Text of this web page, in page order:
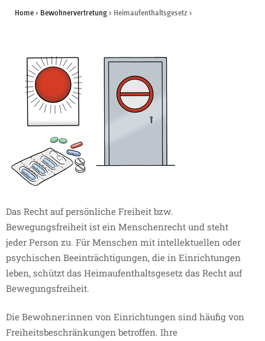
Home › Bewohnervertretung › Heimaufenthaltsgesetz ›
Das Recht auf persönliche Freiheit bzw.
Bewegungsfreiheit ist ein Menschenrecht und steht
jeder Person zu. Für Menschen mit intellektuellen oder
psychischen Beeinträchtigungen, die in Einrichtungen
leben, schützt das Heimaufenthaltsgesetz das Recht auf
Bewegungsfreiheit.
Die Bewohner:innen von Einrichtungen sind häufig von
Freiheitsbeschränkungen betroffen. Ihre